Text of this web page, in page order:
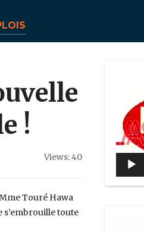
!
Views: 40
Touré Hawa
s’embrouille toute